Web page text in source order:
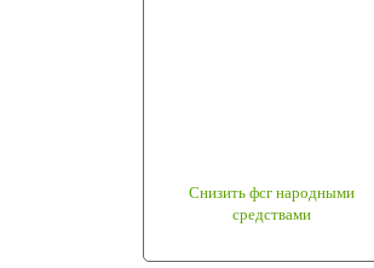
Снизить фсг народными
средствами